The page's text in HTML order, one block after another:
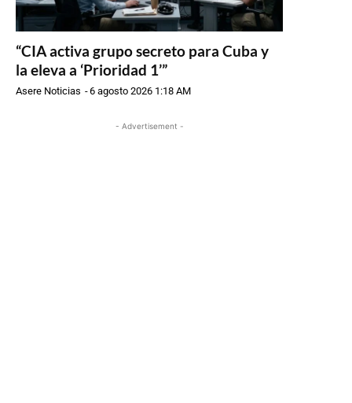
“CIA activa grupo secreto para Cuba y
la eleva a ‘Prioridad 1’”
Asere Noticias -6 agosto 2026 1:18 AM
- Advertisement -